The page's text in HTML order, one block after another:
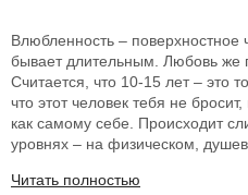
Влюбленность – поверхностное
бывает длительным. Любовь же
Считается, что 10-15 лет – это
что этот человек тебя не
как самому себе. Происходит
уровнях – на физическом,
Читать полностью